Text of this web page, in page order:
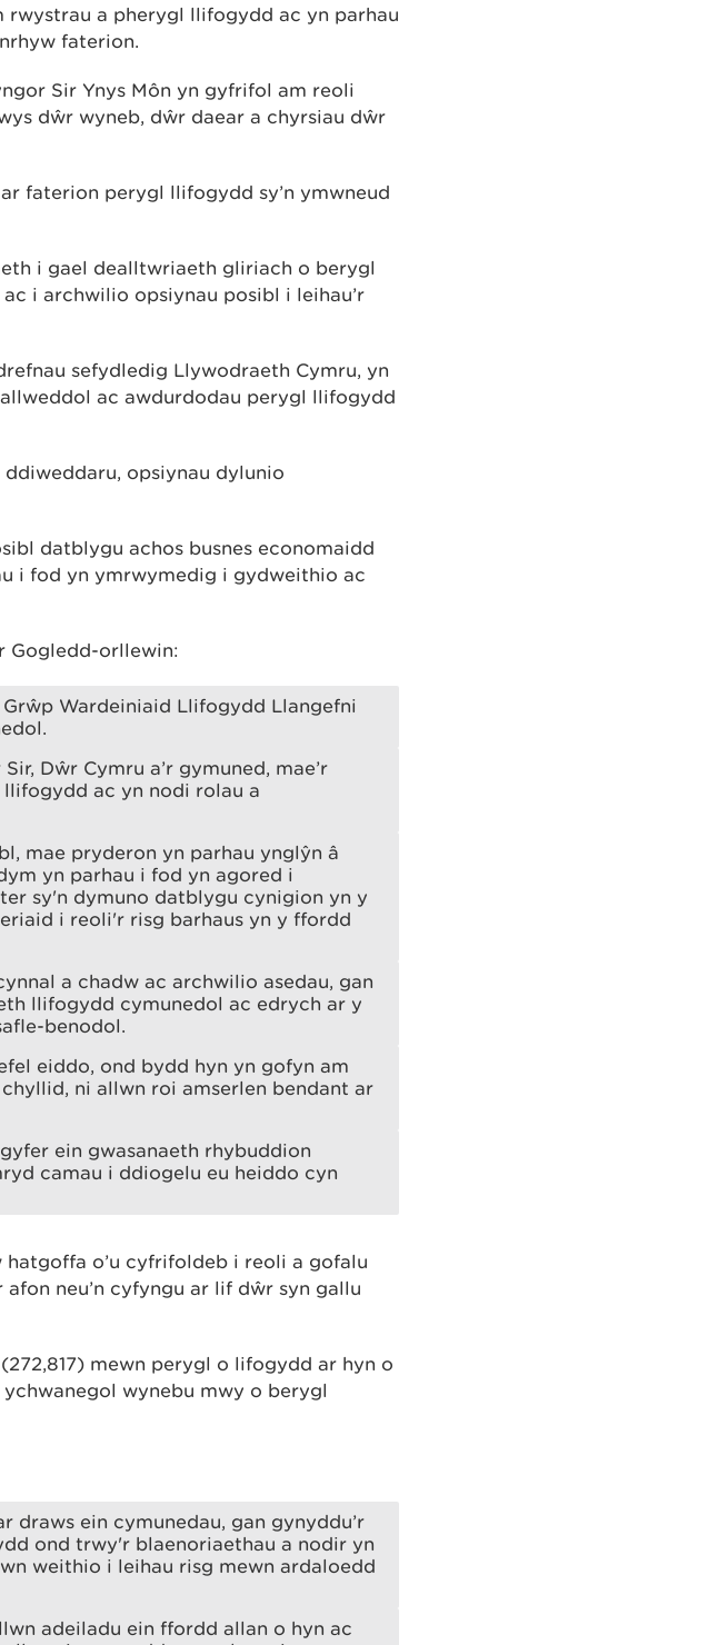
a pherygl llifogydd ac yn parhau
faterion.
Sir Ynys Môn yn gyfrifol am reoli
dŵr wyneb, dŵr daear a chyrsiau dŵr
faterion perygl llifogydd sy’n ymwneud
i gael dealltwriaeth gliriach o berygl
i archwilio opsiynau posibl i leihau’r
sefydledig Llywodraeth Cymru, yn
ac awdurdodau perygl llifogydd
opsiynau dylunio
datblygu achos busnes economaidd
i fod yn ymrwymedig i gydweithio ac
Gogledd-orllewin:
Wardeiniaid Llifogydd Llangefni
Dŵr Cymru a’r gymuned, mae’r
ac yn nodi rolau a
mae pryderon yn parhau ynglŷn â
yn parhau i fod yn agored i
sy'n dymuno datblygu cynigion yn y
i reoli'r risg barhaus yn y ffordd
a chadw ac archwilio asedau, gan
llifogydd cymunedol ac edrych ar y
benodol.
eiddo, ond bydd hyn yn gofyn am
ni allwn roi amserlen bendant ar
ein gwasanaeth rhybuddion
camau i ddiogelu eu heiddo cyn
hatgoffa o’u cyfrifoldeb i reoli a gofalu
neu’n cyfyngu ar lif dŵr syn gallu
mewn perygl o lifogydd ar hyn o
wynebu mwy o berygl
draws ein cymunedau, gan gynyddu’r
ond trwy'r blaenoriaethau a nodir yn
weithio i leihau risg mewn ardaloedd
adeiladu ein ffordd allan o hyn ac